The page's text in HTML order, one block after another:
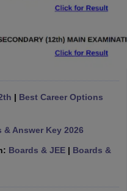
| Best Career Options
& Answer Key 2026
Boards & JEE| Boards &